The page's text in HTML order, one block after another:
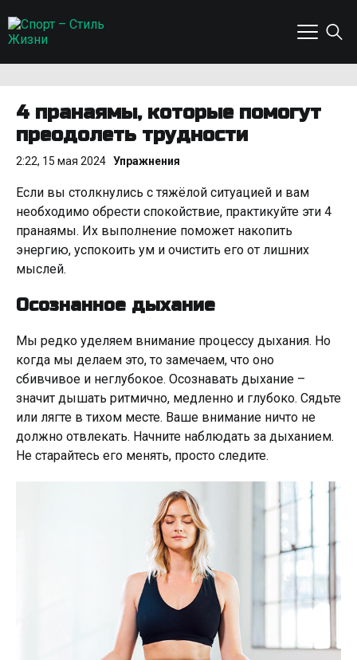
4 пранаямы, которые помогут
преодолеть трудности
2:22, 15 мая 2024 Упражнения
Если вы столкнулись с тяжёлой ситуацией и вам
необходимо обрести спокойствие, практикуйте эти 4
пранаямы. Их выполнение поможет накопить
энергию, успокоить ум и очистить его от лишних
мыслей.
Осознанное дыхание
Мы редко уделяем внимание процессу дыхания. Но
когда мы делаем это, то замечаем, что оно
сбивчивое и неглубокое. Осознавать дыхание –
значит дышать ритмично, медленно и глубоко. Сядьте
или лягте в тихом месте. Ваше внимание ничто не
должно отвлекать. Начните наблюдать за дыханием.
Не старайтесь его менять, просто следите.